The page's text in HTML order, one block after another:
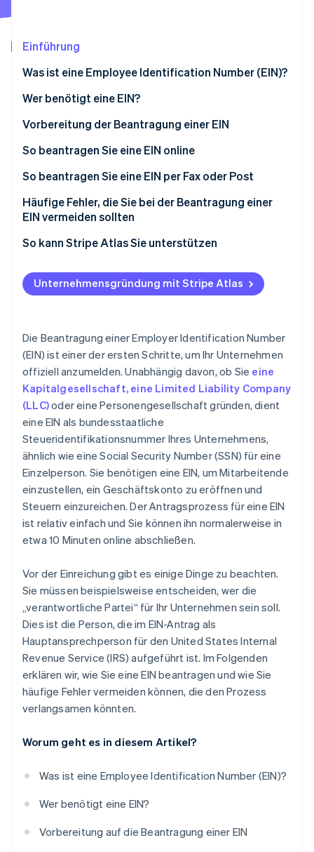
CO₂-Entnahme
Identity
Online-Identitätsprüfung
Erfahren Sie, wie Stripe Lösungen für die
Jetzt ansehen
Einführung
Was ist eine Employee Identification Number (EIN)?
Wer benötigt eine EIN?
Vorbereitung der Beantragung einer EIN
So beantragen Sie eine EIN online
So beantragen Sie eine EIN per Fax oder Post
Häufige Fehler, die Sie bei der Beantragung einer
EIN vermeiden sollten
Mehrere EINs für dieselbe juristische Person
Falsche oder widersprüchliche Angaben
Verlorenes oder fehlendes EIN-
Probleme mit von Dritten benannten Personen
So kann Stripe Atlas Sie unterstützen
Beantragung bei Atlas
Zahlungen und Bankgeschäfte vor Erhalt der EIN-
Erwerb von Gründeranteilen ohne Barmittel
Automatische Einreichung des 83(b)-
Steuerformulars
Hochwertige rechtliche Unternehmensdokumente
Ein Jahr Stripe Payments kostenlos, plus
Partnergutschriften und Rabatte im Wert von
50.000 USD
Unternehmensgründung mit Stripe Atlas
Die Beantragung einer Employer Identification Number
(EIN) ist einer der ersten Schritte, um Ihr Unternehmen
offiziell anzumelden. Unabhängig davon, ob Sie eine
Kapitalgesellschaft, eine Limited Liability Company
(LLC)oder eine Personengesellschaft gründen, dient
eine EIN als bundesstaatliche
Steueridentifikationsnummer Ihres Unternehmens,
ähnlich wie eine Social Security Number (SSN) für eine
Einzelperson. Sie benötigen eine EIN, um Mitarbeitende
einzustellen, ein Geschäftskonto zu eröffnen und
Steuern einzureichen. Der Antragsprozess für eine EIN
ist relativ einfach und Sie können ihn normalerweise in
etwa 10 Minuten online abschließen.
Vor der Einreichung gibt es einige Dinge zu beachten.
Sie müssen beispielsweise entscheiden, wer die
„verantwortliche Partei“ für Ihr Unternehmen sein soll.
Dies ist die Person, die im EIN-Antrag als
Hauptansprechperson für den United States Internal
Revenue Service (IRS) aufgeführt ist. Im Folgenden
erklären wir, wie Sie eine EIN beantragen und wie Sie
häufige Fehler vermeiden können, die den Prozess
verlangsamen könnten.
Worum geht es in diesem Artikel?
Was ist eine Employee Identification Number (EIN)?
Wer benötigt eine EIN?
Vorbereitung auf die Beantragung einer EIN